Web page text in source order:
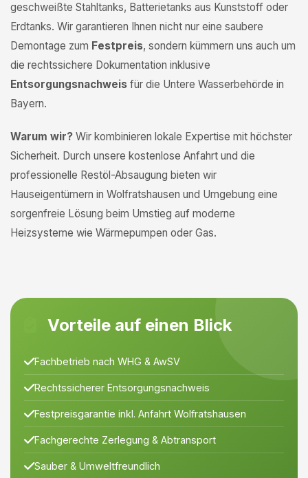
geschweißte Stahltanks, Batterietanks aus Kunststoff oder
Erdtanks. Wir garantieren Ihnen nicht nur eine saubere
Demontage zum Festpreis, sondern kümmern uns auch um
die rechtssichere Dokumentation inklusive
Entsorgungsnachweis für die Untere Wasserbehörde in
Bayern.
Warum wir? Wir kombinieren lokale Expertise mit höchster
Sicherheit. Durch unsere kostenlose Anfahrt und die
professionelle Restöl-Absaugung bieten wir
Hauseigentümern in Wolfratshausen und Umgebung eine
sorgenfreie Lösung beim Umstieg auf moderne
Heizsysteme wie Wärmepumpen oder Gas.
Vorteile auf einen Blick
Fachbetrieb nach WHG & AwSV
Rechtssicherer Entsorgungsnachweis
Festpreisgarantie inkl. Anfahrt Wolfratshausen
Fachgerechte Zerlegung & Abtransport
Sauber & Umweltfreundlich